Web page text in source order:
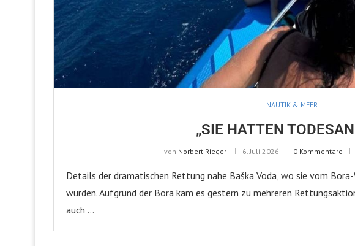
NAUTIK & MEER
„SIE HATTEN
von Norbert Rieger 6. Juli 2026 0 Kommentare
Details der dramatischen Rettung nahe Baška Voda, wo sie vom
wurden. Aufgrund der Bora kam es gestern zu mehreren
auch …